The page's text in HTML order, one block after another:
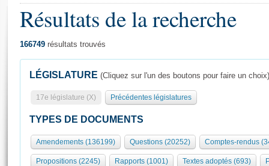
Présidence
577 députés
Groupes politiques
Séance publique
Commissions et autres organes
Europe et International
Général
Rôle et pouvoirs de l'Assemblée
Organisation de l'Assemblée
Présidence Conférence des Présidents Bureau Collège des
Visiter l'Assemblée
Visite virtuelle du palais Bourbon
Assister à une séance
Résultats de la recherche
166749 résultats trouvés
LÉGISLATURE (Cliquez sur l'un des boutons pour faire un choix)
17e législature (X) Précédentes législatures
TYPES DE DOCUMENTS
Amendements (136199) Questions (20252) Comptes-rendus
Propositions (2245) Rapports (1001) Textes adoptés (693)